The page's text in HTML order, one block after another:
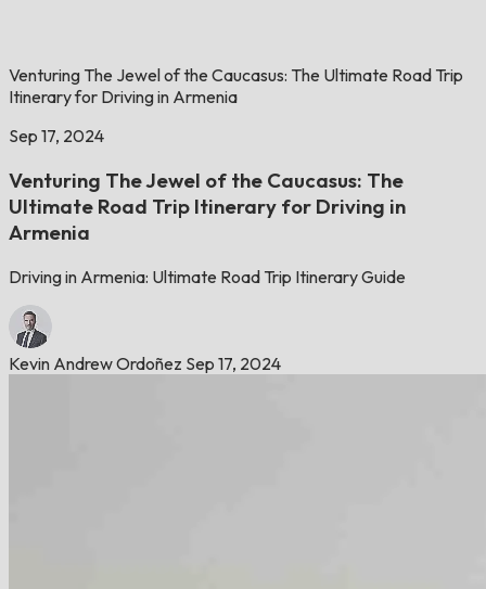
Venturing The Jewel of the Caucasus: The Ultimate Road Trip
Itinerary for Driving in Armenia
Sep 17, 2024
Venturing The Jewel of the Caucasus: The
Ultimate Road Trip Itinerary for Driving in
Armenia
Driving in Armenia: Ultimate Road Trip Itinerary Guide
Kevin Andrew Ordoñez Sep 17, 2024